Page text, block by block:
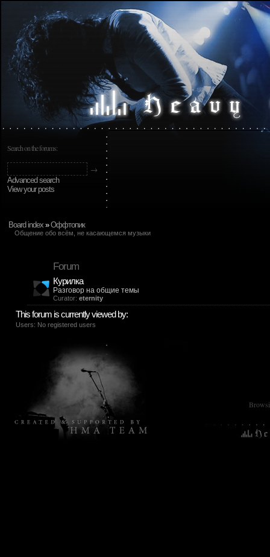
Search on the forums:
Advanced search
View your posts
Board index »Оффтопик
Общение обо всём, не касающемся музыки
Forum
Курилка
Разговор на общие темы
Curator: eternity
This forum is currently viewed by:
Users: No registered users